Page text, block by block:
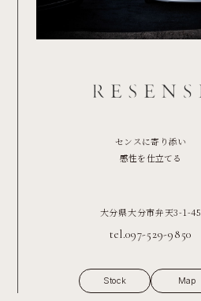
センスに寄り添い
感性を仕立てる
大分県大分市弁天3-1-45
tel.097-529-9850
Stock Map